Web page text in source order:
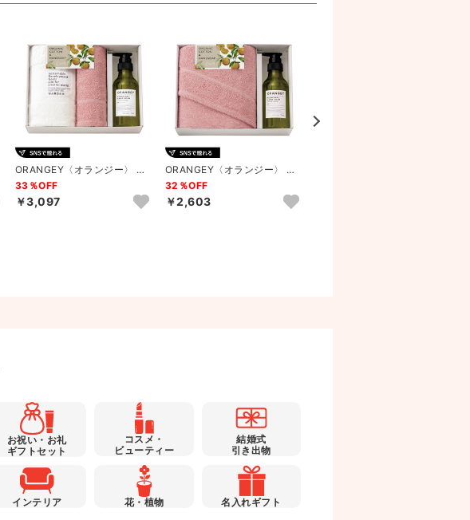
ORANGEY〈オランジー〉 薬
用ハンドソープとオーガニ...
33％OFF
￥3,097
ORANGEY〈オランジー〉 薬
用ハンドソープとオーガニ...
32％OFF
￥2,603
お祝い・お礼
ギフトセット
コスメ・
ビューティー
結婚式
引き出物
インテリア 花・植物 名入れギフト